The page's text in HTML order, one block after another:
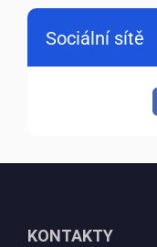
Sociální sítě
KONTAKTY